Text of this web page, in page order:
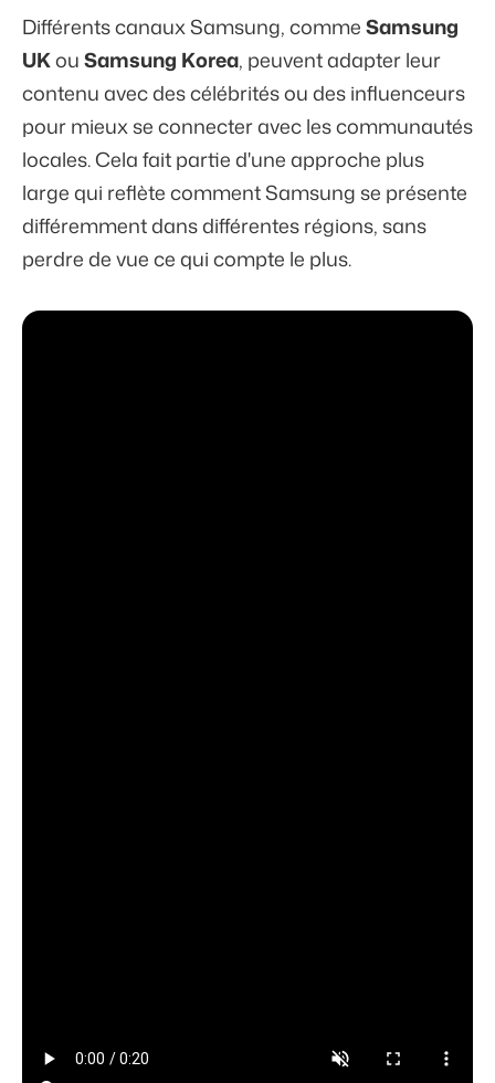
Différents canaux Samsung, commeSamsung
UKouSamsung Korea, peuvent adapter leur
contenu avec des célébrités ou des influenceurs
pour mieux se connecter avec les communautés
locales. Cela fait partie d'une approche plus
large qui reflète comment Samsung se présente
différemment dans différentes régions, sans
perdre de vue ce qui compte le plus.